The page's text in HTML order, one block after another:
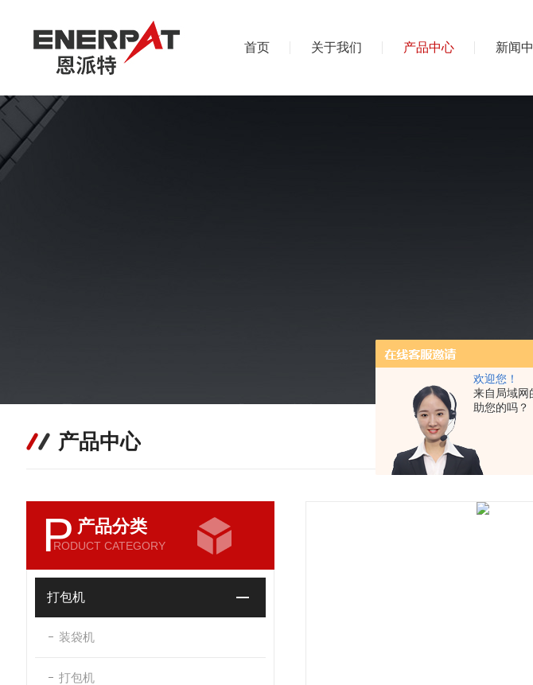
欢迎您！
来自局域网
助您的吗？
首页 关于我们 产品中心 新闻
产品中心
P 产品分类
RODUCT CATEGORY
打包机
装袋机
打包机